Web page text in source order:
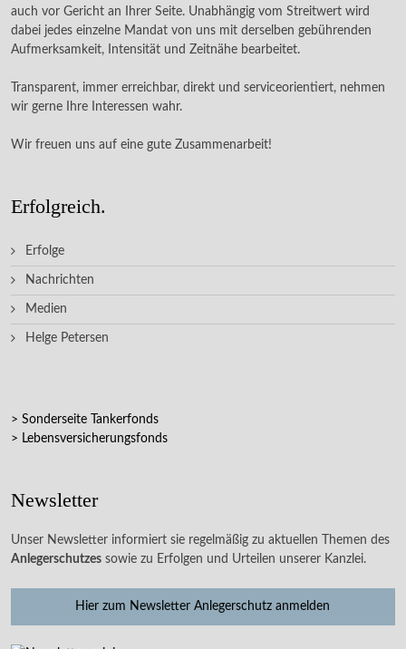
auch vor Gericht an Ihrer Seite. Unabhängig vom Streitwert wird
dabei jedes einzelne Mandat von uns mit derselben gebührenden
Aufmerksamkeit, Intensität und Zeitnähe bearbeitet.
Transparent, immer erreichbar, direkt und serviceorientiert, nehmen
wir gerne Ihre Interessen wahr.
Wir freuen uns auf eine gute Zusammenarbeit!
Erfolgreich.
Erfolge
Nachrichten
Medien
Helge Petersen
> Sonderseite Tankerfonds
> Lebensversicherungsfonds
Newsletter
Unser Newsletter informiert sie regelmäßig zu aktuellen Themen des
Anlegerschutzes sowie zu Erfolgen und Urteilen unserer Kanzlei.
Hier zum Newsletter Anlegerschutz anmelden